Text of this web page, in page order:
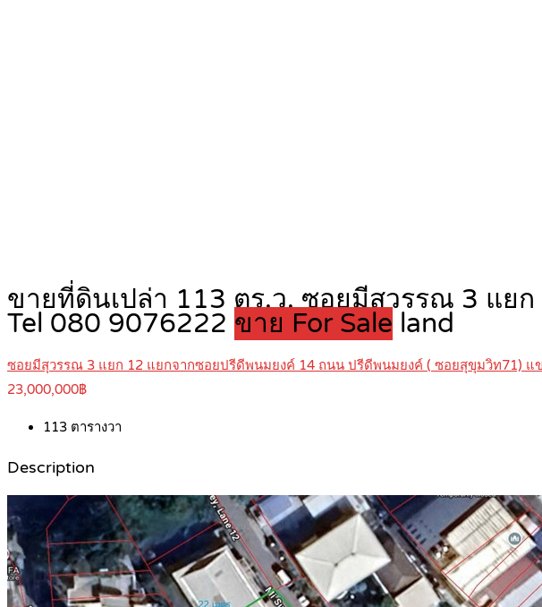
ขายที่ดินเปล่า 113 ตร.ว. ซอยมีสุวรรณ 3 แย
Tel 080 9076222 ขาย For Sale land
ซอยมีสุวรรณ 3 แยก 12 แยกจากซอยปรีดีพนมยงค์ 14 ถนน ปรีดีพนมยงค์ ( ซอยสุขุมวิท71) แ
23,000,000฿
113 ตารางวา
Description